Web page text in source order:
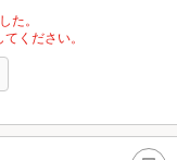
た。
ください。